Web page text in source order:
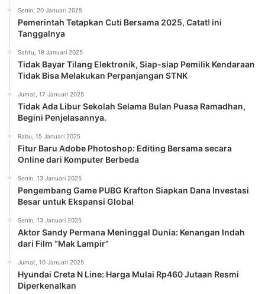
Senin, 20 Januari 2025
Pemerintah Tetapkan Cuti Bersama 2025, Catat! ini
Tanggalnya
Sabtu, 18 Januari 2025
Tidak Bayar Tilang Elektronik, Siap-siap Pemilik Kendaraan
Tidak Bisa Melakukan Perpanjangan STNK
Jumat, 17 Januari 2025
Tidak Ada Libur Sekolah Selama Bulan Puasa Ramadhan,
Begini Penjelasannya.
Rabu, 15 Januari 2025
Fitur Baru Adobe Photoshop: Editing Bersama secara
Online dari Komputer Berbeda
Senin, 13 Januari 2025
Pengembang Game PUBG Krafton Siapkan Dana Investasi
Besar untuk Ekspansi Global
Senin, 13 Januari 2025
Aktor Sandy Permana Meninggal Dunia: Kenangan Indah
dari Film “Mak Lampir”
Jumat, 10 Januari 2025
Hyundai Creta N Line: Harga Mulai Rp460 Jutaan Resmi
Diperkenalkan